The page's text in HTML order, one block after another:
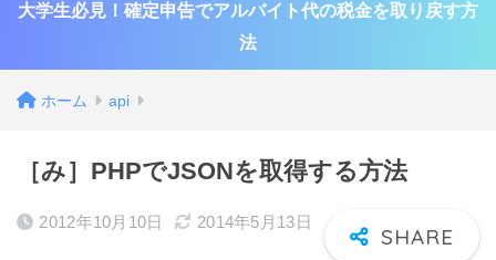
大学生必見！確定申告でアルバイト代の税金を取り戻す方
法
ホーム api
［み］PHPでJSONを取得する方法
2012年10月10日 2014年5月13日